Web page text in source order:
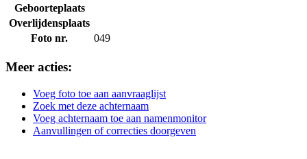
Geboorteplaats
Overlijdensplaats
Foto nr.
049
Meer acties:
Voeg foto toe aan aanvraaglijst
Zoek met deze achternaam
Voeg achternaam toe aan namenmonitor
Aanvullingen of correcties doorgeven